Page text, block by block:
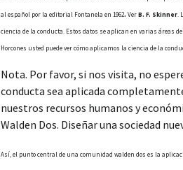
al español por la editorial Fontanela en 1962. VerB. F. Skinner.
ciencia de la conducta. Estos datos se aplican en varias áreas
Horcones usted puede ver cómo aplicamos la ciencia de la
Nota. Por favor, si nos visita, no
conducta sea aplicada
nuestros recursos humanos y
Walden Dos. Diseñar una sociedad
Así, el punto central de una comunidad walden dos es la